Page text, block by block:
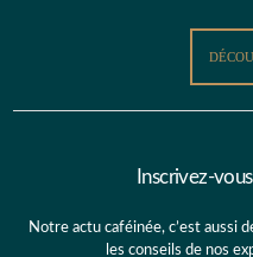
Inscrivez-
Notre actu caféinée, c’est aussi
les conseils de nos